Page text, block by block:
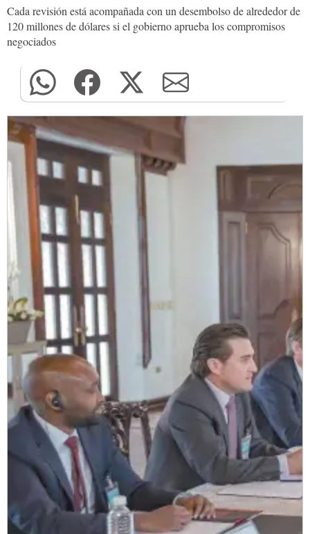
Cada revisión está acompañada con un desembolso de alrededor de
120 millones de dólares si el gobierno aprueba los compromisos
negociados